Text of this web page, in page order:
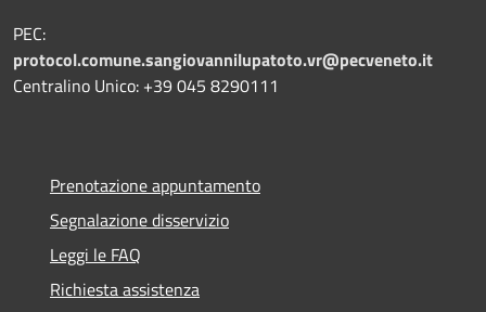
PEC:
protocol.comune.sangiovannilupatoto.vr@pecveneto.it
Centralino Unico: +39 045 8290111
Prenotazione appuntamento
Segnalazione disservizio
Leggi le FAQ
Richiesta assistenza